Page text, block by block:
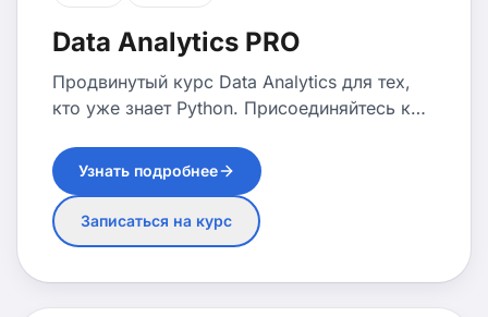
Data Analytics PRO
Продвинутый курс Data Analytics для тех,
кто уже знает Python. Присоединяйтесь к
после блока Python Advanced и
фокусируйтесь на бизнес-аналитике,
статистике и работе с продуктовыми
метриками.
Узнать подробнее
Записаться на курс